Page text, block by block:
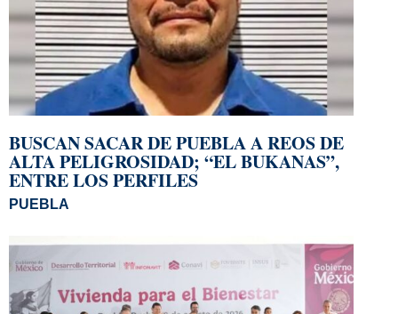
BUSCAN SACAR DE PUEBLA A REOS DE
ALTA PELIGROSIDAD; “EL BUKANAS”,
ENTRE LOS PERFILES
PUEBLA